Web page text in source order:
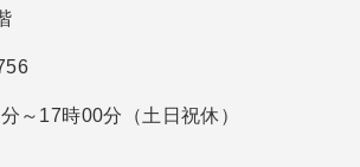
～17時00分（土日祝休）